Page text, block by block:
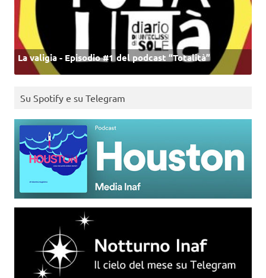
La valigia - Episodio #1 del podcast “Totalità”
Su Spotify e su Telegram